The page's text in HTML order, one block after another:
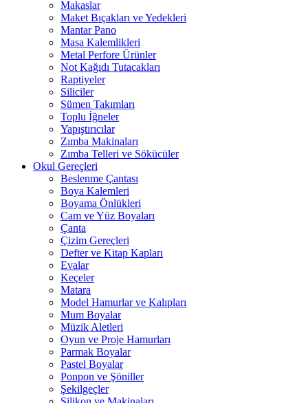
Makaslar
Maket Bıçakları ve Yedekleri
Mantar Pano
Masa Kalemlikleri
Metal Perfore Ürünler
Not Kağıdı Tutacakları
Raptiyeler
Siliciler
Sümen Takımları
Toplu İğneler
Yapıştırıcılar
Zımba Makinaları
Zımba Telleri ve Sökücüler
Okul Gereçleri
Beslenme Çantası
Boya Kalemleri
Boyama Önlükleri
Cam ve Yüz Boyaları
Çanta
Çizim Gereçleri
Defter ve Kitap Kapları
Evalar
Keçeler
Matara
Model Hamurlar ve Kalıpları
Mum Boyalar
Müzik Aletleri
Oyun ve Proje Hamurları
Parmak Boyalar
Pastel Boyalar
Ponpon ve Şöniller
Şekilgeçler